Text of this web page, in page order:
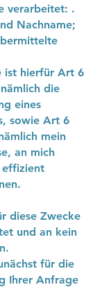
verarbeitet: .
Nachname;
ist hierfür Art 6
die
eines
sowie Art 6
mein
an mich
diese Zwecke
und an kein
für die
Ihrer Anfrage